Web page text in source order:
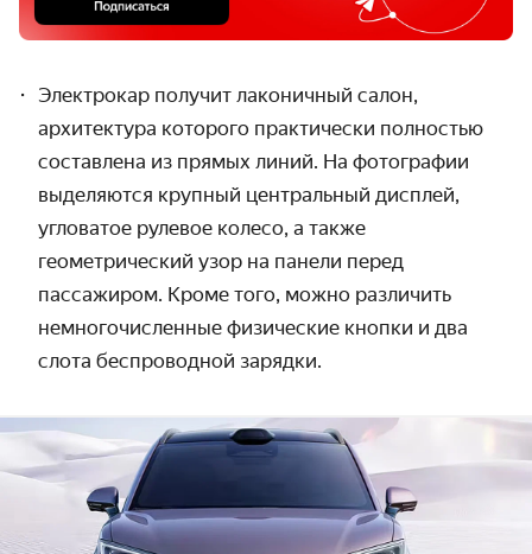
Электрокар получит лаконичный салон,
архитектура которого практически полностью
составлена из прямых линий. На фотографии
выделяются крупный центральный дисплей,
угловатое рулевое колесо, а также
геометрический узор на панели перед
пассажиром. Кроме того, можно различить
немногочисленные физические кнопки и два
слота беспроводной зарядки.